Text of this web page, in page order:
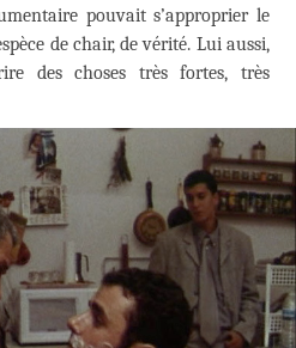
pouvait s’approprier le
de chair, de vérité. Lui aussi,
des choses très fortes, très